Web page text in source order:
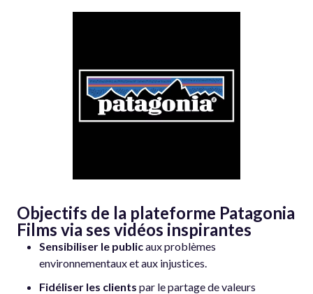
Objectifs de la plateforme Patagonia
Films via ses vidéos inspirantes
Sensibiliser le publicaux problèmes
environnementaux et aux injustices.
Fidéliser les clients par le partage de valeurs